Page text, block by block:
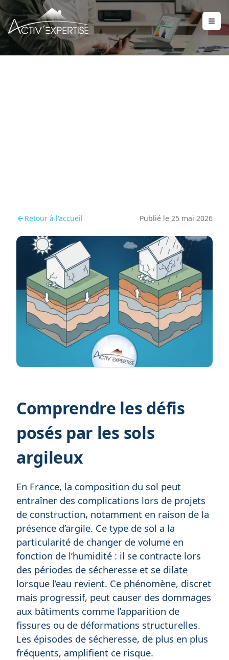
Retour à l'accueil Publié le 25 mai 2026
Comprendre les défis
posés par les sols
argileux
En France, la composition du sol peut
entraîner des complications lors de projets
de construction, notamment en raison de la
présence d’argile. Ce type de sol a la
particularité de changer de volume en
fonction de l’humidité : il se contracte lors
des périodes de sécheresse et se dilate
lorsque l’eau revient. Ce phénomène, discret
mais progressif, peut causer des dommages
aux bâtiments comme l’apparition de
fissures ou de déformations structurelles.
Les épisodes de sécheresse, de plus en plus
fréquents, amplifient ce risque.